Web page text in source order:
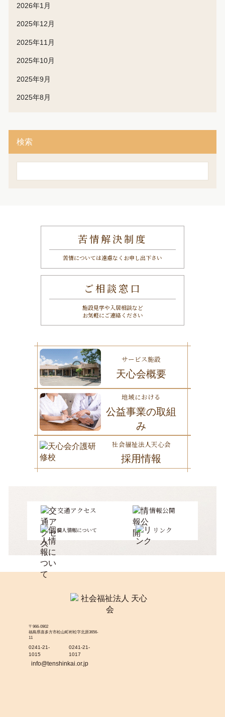
2026年1月
2025年12月
2025年11月
2025年10月
2025年9月
2025年8月
検索
苦情解決制度
苦情については遠慮なくお申し出下さい
ご相談窓口
施設見学や入居相談など
お気軽にご連絡ください
サービス施設
天心会概要
地域における
公益事業の取組
み
社会福祉法人天心会
採用情報
交通アクセス 情報公開
個人情報について リンク
〒966-0902
福島県喜多方市松山町村松字北原3656-
11
0241-21-
1015
0241-21-
1017
info@tenshinkai.or.jp